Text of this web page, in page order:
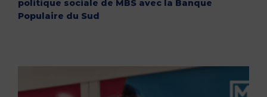
politique sociale de MBS avec la Banque
Populaire du Sud